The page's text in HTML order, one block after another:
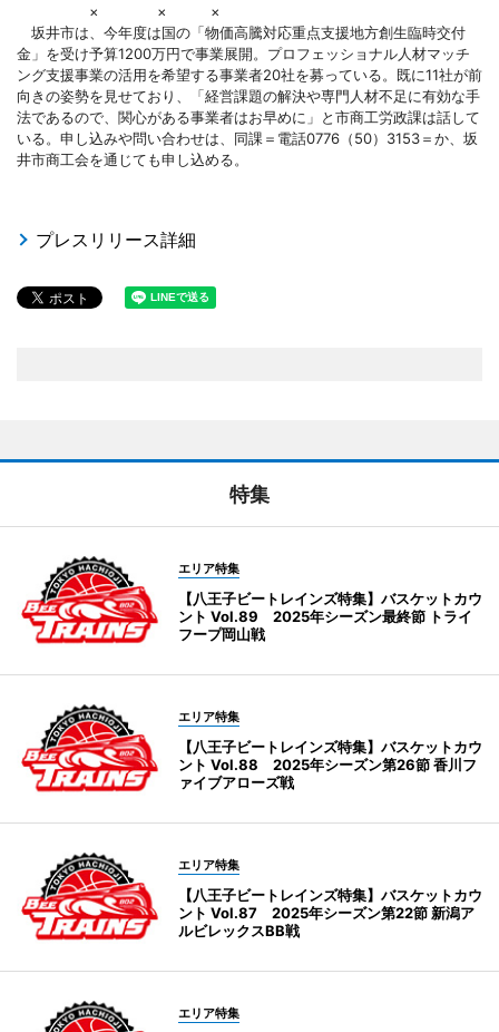
× × ×
坂井市は、今年度は国の「物価高騰対応重点支援地方創生臨時交付
金」を受け予算1200万円で事業展開。プロフェッショナル人材マッチ
ング支援事業の活用を希望する事業者20社を募っている。既に11社が前
向きの姿勢を見せており、「経営課題の解決や専門人材不足に有効な手
法であるので、関心がある事業者はお早めに」と市商工労政課は話して
いる。申し込みや問い合わせは、同課＝電話0776（50）3153＝か、坂
井市商工会を通じても申し込める。
プレスリリース詳細
特集
エリア特集
【八王子ビートレインズ特集】バスケットカウ
ント Vol.89 2025年シーズン最終節 トライ
フープ岡山戦
エリア特集
【八王子ビートレインズ特集】バスケットカウ
ント Vol.88 2025年シーズン第26節 香川フ
ァイブアローズ戦
エリア特集
【八王子ビートレインズ特集】バスケットカウ
ント Vol.87 2025年シーズン第22節 新潟ア
ルビレックスBB戦
エリア特集